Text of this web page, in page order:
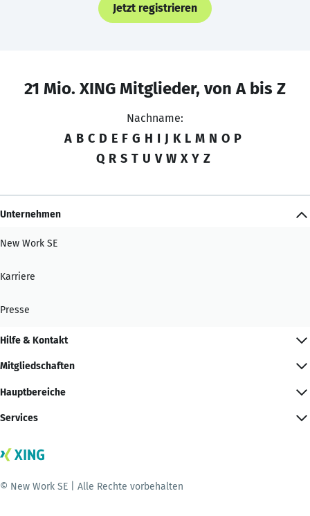
Jetzt registrieren
21 Mio. XING Mitglieder, von A bis Z
Nachname:
A B C D E F G H I J K L M N O P
Q R S T U V W X Y Z
Unternehmen
New Work SE
Karriere
Presse
Hilfe & Kontakt
Mitgliedschaften
Hauptbereiche
Services
© New Work SE | Alle Rechte vorbehalten